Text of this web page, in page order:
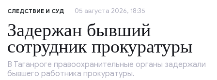
СЛЕДСТВИЕ И СУД 05 августа 2026, 18:35
Задержан бывший
сотрудник прокуратуры
В Таганроге правоохранительные органы задержали
бывшего работника прокуратуры.